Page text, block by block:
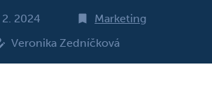
2. 2024
Marketing
Veronika Zedníčková